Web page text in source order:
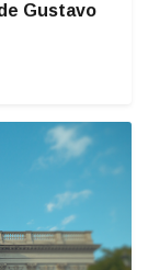
Gustavo